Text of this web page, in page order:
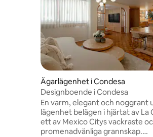
Ägarlägenhet i Condesa
Designboende i Condesa
En varm, elegant och noggrant
lägenhet belägen i hjärtat av La
ett av Mexico Citys vackraste
promenadvänliga grannskap.